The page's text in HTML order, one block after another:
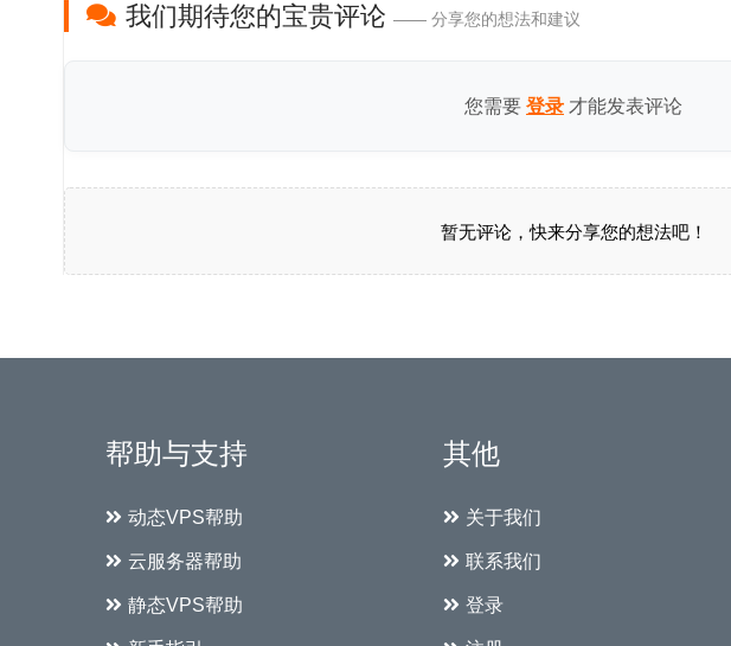
我们期待您的宝贵评论 —— 分享您的想法和建议
您需要 登录 才能发表评论
暂无评论，快来分享您的想法吧！
帮助与支持
动态VPS帮助
云服务器帮助
静态VPS帮助
其他
关于我们
联系我们
登录